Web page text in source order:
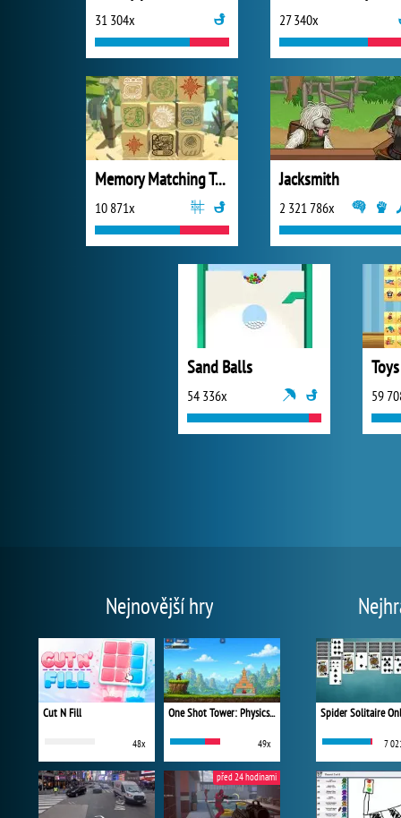
31 304x 27 340x
Memory Matching Temple Game
10 871x
Jacksmith
2 321 786x
Sand Balls
54 336x 59
Nejnovější hry
Cut N Fill
48x
One Shot Tower: Physics Destroyer
49x
před 24 hodinami
Spider Solitaire
7